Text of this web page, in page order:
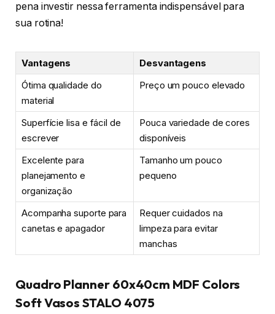
pena investir nessa ferramenta indispensável para
sua rotina!
Vantagens
Desvantagens
Ótima qualidade do
material
Preço um pouco elevado
Superfície lisa e fácil de
escrever
Pouca variedade de cores
disponíveis
Excelente para
planejamento e
organização
Tamanho um pouco
pequeno
Acompanha suporte para
canetas e apagador
Requer cuidados na
limpeza para evitar
manchas
Quadro Planner 60x40cm MDF Colors
Soft Vasos STALO 4075